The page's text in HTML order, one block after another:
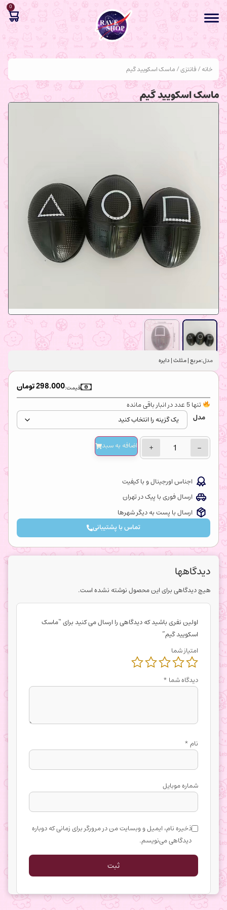
0
خانه/فانتزی/ ماسک اسکویید گیم
ماسک اسکویید گیم
مدل:مربع | مثلث | دایره
298.000تومان قیمت:
تنها 5 عدد در انبار باقی مانده
مدل
−
+ اضافه‌ به سبد
اجناس اورجینال و با کیفیت
ارسال فوری با پیک در تهران
ارسال با پست به دیگر شهرها
تماس با پشتیبانی
دیدگاهها
هیچ دیدگاهی برای این محصول نوشته نشده است.
اولین نفری باشید که دیدگاهی را ارسال می کنید برای “ماسک
اسکویید گیم”
امتیاز شما
دیدگاه شما *
نام*
شماره موبایل
ذخیره نام، ایمیل و وبسایت من در مرورگر برای زمانی که دوباره
دیدگاهی می‌نویسم.